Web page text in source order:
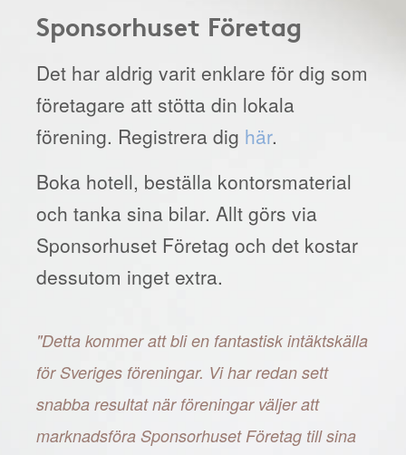
Sponsorhuset Företag
Det har aldrig varit enklare för dig som
företagare att stötta din lokala
förening. Registrera dig här.
Boka hotell, beställa kontorsmaterial
och tanka sina bilar. Allt görs via
Sponsorhuset Företag och det kostar
dessutom inget extra.
"Detta kommer att bli en fantastisk intäktskälla
för Sveriges föreningar. Vi har redan sett
snabba resultat när föreningar väljer att
marknadsföra Sponsorhuset Företag till sina